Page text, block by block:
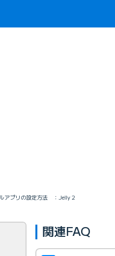
アプリの設定方法 ：Jelly 2
関連FAQ